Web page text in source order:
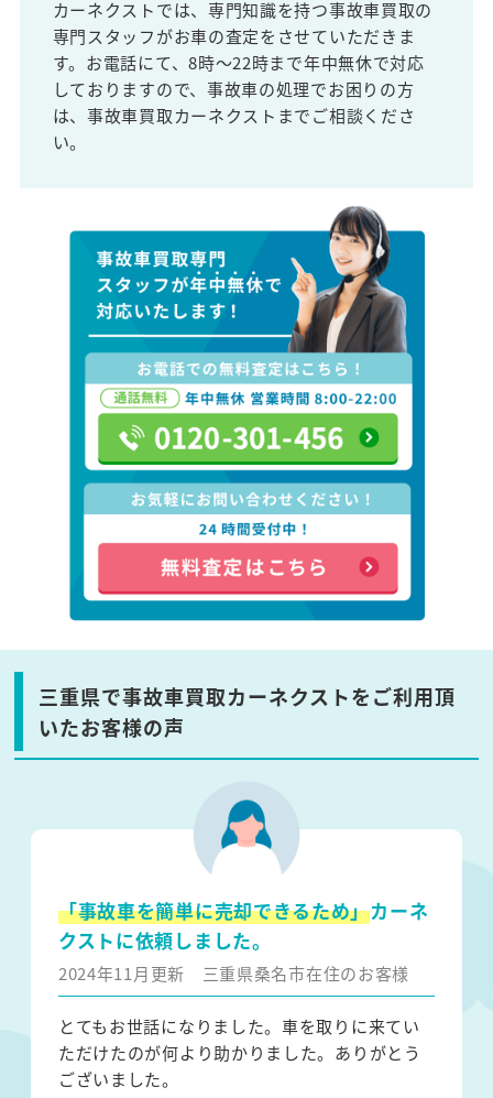
カーネクストでは、専門知識を持つ事故車買取の
専門スタッフがお車の査定をさせていただきま
す。お電話にて、8時～22時まで年中無休で対応
しておりますので、事故車の処理でお困りの方
は、事故車買取カーネクストまでご相談くださ
い。
三重県で事故車買取カーネクストをご利用頂
いたお客様の声
「事故車を簡単に売却できるため」カーネ
クストに依頼しました。
2024年11月更新 三重県桑名市在住のお客様
とてもお世話になりました。車を取りに来てい
ただけたのが何より助かりました。ありがとう
ございました。